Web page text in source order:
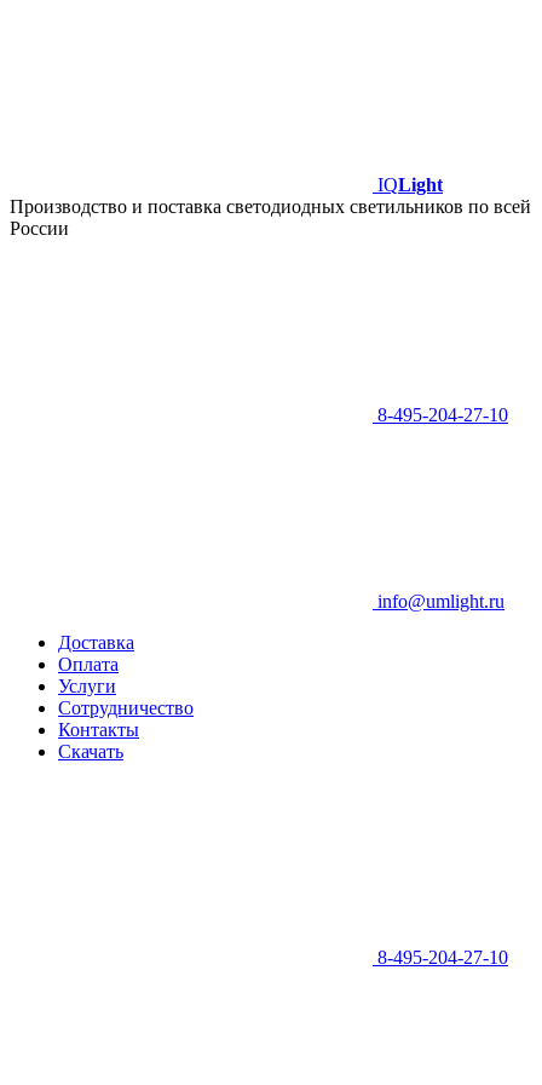
IQLight
Производство и поставка светодиодных светильников по всей
России
8-495-204-27-10
info@umlight.ru
Доставка
Оплата
Услуги
Сотрудничество
Контакты
Скачать
8-495-204-27-10